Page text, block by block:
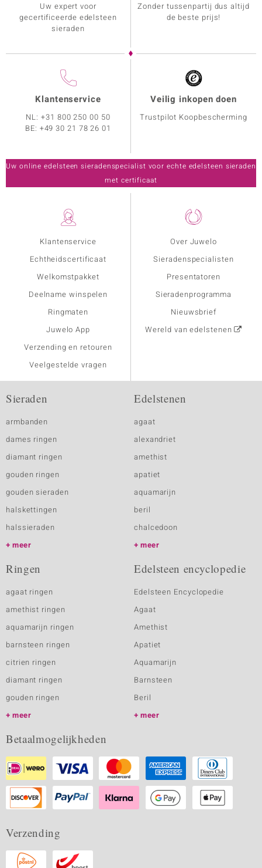
Klantenservice
Echtheidscertificaat
Welkomstpakket
Deelname winspelen
Ringmaten
Juwelo App
Verzending en retouren
Veelgestelde vragen
Over Juwelo
Sieradenspecialisten
Presentatoren
Sieradenprogramma
Nieuwsbrief
Wereld van edelstenen
Uw expert voor
gecertificeerde edelsteen
sieraden
Zonder tussenpartij dus altijd
de beste prijs!
Klantenservice
NL:+31 800 250 00 50
BE: +49 30 21 78 26 01
Veilig inkopen doen
Trustpilot Koopbescherming
Uw online edelsteen sieradenspecialist voor echte edelsteen sieraden
met certificaat
Sieraden
armbanden
dames ringen
diamant ringen
gouden ringen
gouden sieraden
halskettingen
halssieraden
meer
Edelstenen
agaat
alexandriet
amethist
apatiet
aquamarijn
beril
chalcedoon
meer
Ringen
agaat ringen
amethist ringen
aquamarijn ringen
barnsteen ringen
citrien ringen
diamant ringen
gouden ringen
meer
Edelsteen encyclopedie
Edelsteen Encyclopedie
Agaat
Amethist
Apatiet
Aquamarijn
Barnsteen
Beril
meer
Betaalmogelijkheden
Verzending